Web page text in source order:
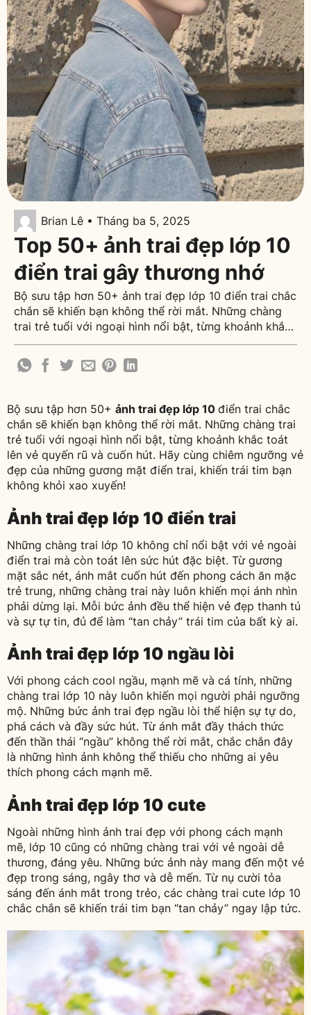
Brian Lê • Tháng ba 5, 2025
Top 50+ ảnh trai đẹp lớp 10
điển trai gây thương nhớ
Bộ sưu tập hơn 50+ ảnh trai đẹp lớp 10 điển trai chắc
chắn sẽ khiến bạn không thể rời mắt. Những chàng
trai trẻ tuổi với ngoại hình nổi bật, từng khoảnh khắc
toát lên vẻ quyến rũ và cuốn hút. Hãy cùng chiêm
ngưỡng vẻ đẹp của những gương mặt điển trai, khiến
[...]
Bộ sưu tập hơn 50+ ảnh trai đẹp lớp 10 điển trai chắc
chắn sẽ khiến bạn không thể rời mắt. Những chàng trai
trẻ tuổi với ngoại hình nổi bật, từng khoảnh khắc toát
lên vẻ quyến rũ và cuốn hút. Hãy cùng chiêm ngưỡng vẻ
đẹp của những gương mặt điển trai, khiến trái tim bạn
không khỏi xao xuyến!
Ảnh trai đẹp lớp 10 điển trai
Những chàng trai lớp 10 không chỉ nổi bật với vẻ ngoài
điển trai mà còn toát lên sức hút đặc biệt. Từ gương
mặt sắc nét, ánh mắt cuốn hút đến phong cách ăn mặc
trẻ trung, những chàng trai này luôn khiến mọi ánh nhìn
phải dừng lại. Mỗi bức ảnh đều thể hiện vẻ đẹp thanh tú
và sự tự tin, đủ để làm “tan chảy” trái tim của bất kỳ ai.
Ảnh trai đẹp lớp 10 ngầu lòi
Với phong cách cool ngầu, mạnh mẽ và cá tính, những
chàng trai lớp 10 này luôn khiến mọi người phải ngưỡng
mộ. Những bức ảnh trai đẹp ngầu lòi thể hiện sự tự do,
phá cách và đầy sức hút. Từ ánh mắt đầy thách thức
đến thần thái “ngầu” không thể rời mắt, chắc chắn đây
là những hình ảnh không thể thiếu cho những ai yêu
thích phong cách mạnh mẽ.
Ảnh trai đẹp lớp 10 cute
Ngoài những hình ảnh trai đẹp với phong cách mạnh
mẽ, lớp 10 cũng có những chàng trai với vẻ ngoài dễ
thương, đáng yêu. Những bức ảnh này mang đến một vẻ
đẹp trong sáng, ngây thơ và dễ mến. Từ nụ cười tỏa
sáng đến ánh mắt trong trẻo, các chàng trai cute lớp 10
chắc chắn sẽ khiến trái tim bạn “tan chảy” ngay lập tức.